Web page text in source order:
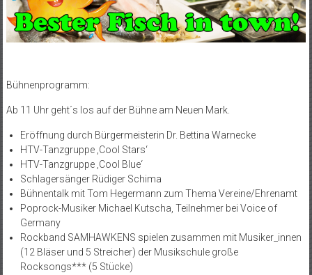
Bühnenprogramm:
Ab 11 Uhr geht´s los auf der Bühne am Neuen Mark.
Eröffnung durch Bürgermeisterin Dr. Bettina Warnecke
HTV-Tanzgruppe ‚Cool Stars‘
HTV-Tanzgruppe ‚Cool Blue‘
Schlagersänger Rüdiger Schima
Bühnentalk mit Tom Hegermann zum Thema Vereine/Ehrenamt
Poprock-Musiker Michael Kutscha, Teilnehmer bei Voice of
Germany
Rockband SAMHAWKENS spielen zusammen mit Musiker_innen
(12 Bläser und 5 Streicher) der Musikschule große
Rocksongs*** (5 Stücke)